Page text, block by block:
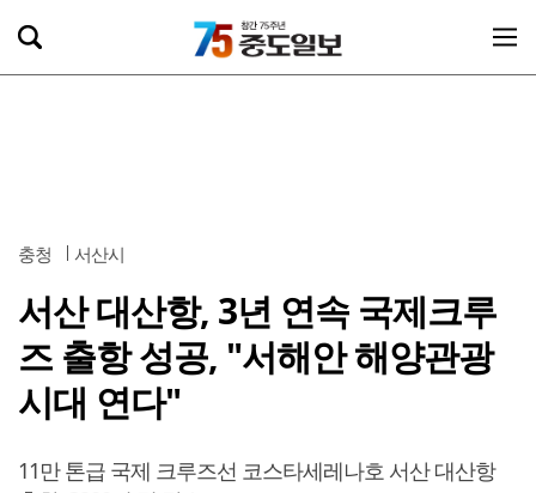
충청 서산시
서산 대산항, 3년 연속 국제크루
즈 출항 성공, "서해안 해양관광
시대 연다"
11만 톤급 국제 크루즈선 코스타세레나호 서산 대산항